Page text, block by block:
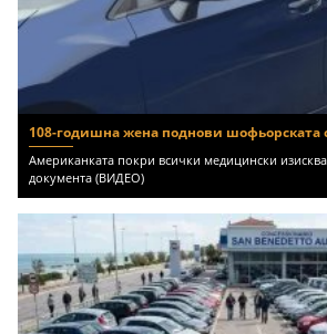
108-годишна жена поднови шофьорската
Американката покри всички медицински
документа (ВИДЕО)